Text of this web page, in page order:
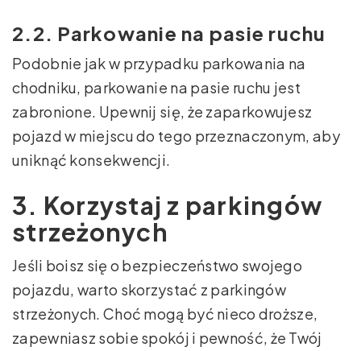
2.2. Parkowanie na pasie ruchu
Podobnie jak w przypadku parkowania na
chodniku, parkowanie na pasie ruchu jest
zabronione. Upewnij się, że zaparkowujesz
pojazd w miejscu do tego przeznaczonym, aby
uniknąć konsekwencji.
3. Korzystaj z parkingów
strzeżonych
Jeśli boisz się o bezpieczeństwo swojego
pojazdu, warto skorzystać z parkingów
strzeżonych. Choć mogą być nieco droższe,
zapewniasz sobie spokój i pewność, że Twój